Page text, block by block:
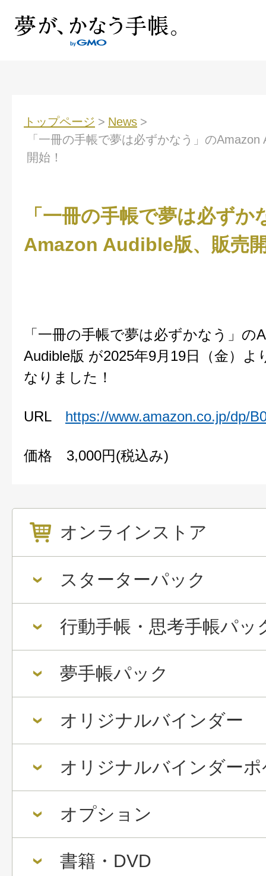
オンラインストア
スターターパック
行動手帳・思考手帳パッ
夢手帳パック
オリジナルバインダー
オリジナルバインダー
オプション
書籍・DVD
トップページ > News >
「一冊の手帳で夢は必ずかなう」のAmazon
開始！
「一冊の手帳で夢は必ずか
Amazon Audible版、販売
「一冊の手帳で夢は必ずかなう」の
Audible版 が2025年9月19日（金）よ
なりました！
URL https://www.amazon.co.jp/dp/
価格 3,000円(税込み)